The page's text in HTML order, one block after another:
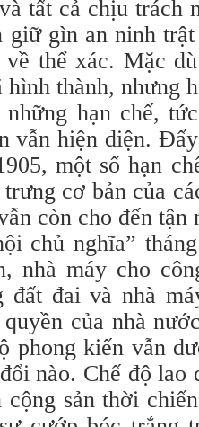
tất cả chịu trách
giữ gìn an ninh
thể xác. Mặc
hình thành, nhưng
hạn chế,
vẫn hiện diện.
một số hạn
cơ bản của
còn cho đến tận
chủ nghĩa”
nhà máy cho
đất đai và nhà
của nhà
phong kiến vẫn
nào. Chế độ lao
cộng sản thời